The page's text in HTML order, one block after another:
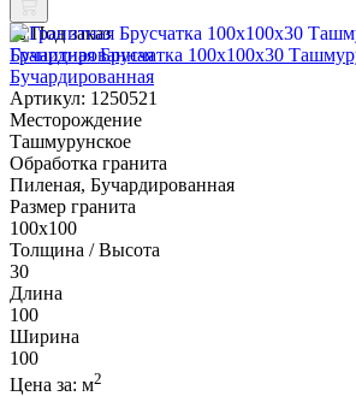
Под заказ
Гранитная Брусчатка 100х100x30
Бучардированная
Артикул: 1250521
Месторождение
Ташмурунское
Обработка гранита
Пиленая, Бучардированная
Размер гранита
100х100
Толщина / Высота
30
Длина
100
Ширина
100
Цена за: м2